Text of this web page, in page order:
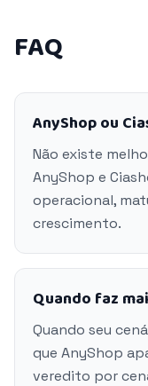
FAQ
AnyShop ou
Não existe
AnyShop e
operacional,
crescimento.
Quando faz
Quando seu
que AnyShop
veredito por